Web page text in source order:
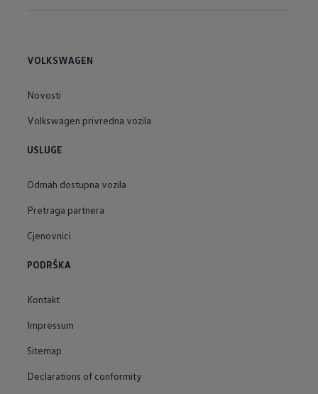
VOLKSWAGEN
Novosti
Volkswagen privredna vozila
USLUGE
Odmah dostupna vozila
Pretraga partnera
Cjenovnici
PODRŠKA
Kontakt
Impressum
Sitemap
Declarations of conformity